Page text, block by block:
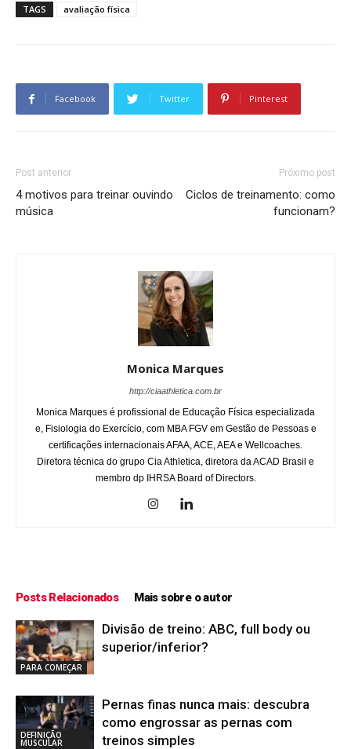
TAGS avaliação física
Facebook Twitter Pinterest
Post anterior
4 motivos para treinar ouvindo
música
Próximo post
Ciclos de treinamento: como
funcionam?
Monica Marques
http://ciaathletica.com.br
Monica Marques é profissional de Educação Física especializada
e, Fisiologia do Exercício, com MBA FGV em Gestão de Pessoas e
certificações internacionais AFAA, ACE, AEA e Wellcoaches.
Diretora técnica do grupo Cia Athletica, diretora da ACAD Brasil e
membro dp IHRSA Board of Directors.
Posts Relacionados Mais sobre o autor
PARA COMEÇAR
Divisão de treino: ABC, full body ou
superior/inferior?
DEFINIÇÃO
MUSCULAR
Pernas finas nunca mais: descubra
como engrossar as pernas com
treinos simples